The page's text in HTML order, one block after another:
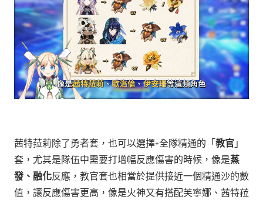
茜特菈莉除了勇者套，也可以選擇+全隊精通的「 教官 」
套，尤其是隊伍中需要打增幅反應傷害的時候，像是蒸
發、融化反應，教官套也相當於提供接近一個精通沙的數
值，讓反應傷害更高，像是火神又有搭配芙寧娜、茜特菈